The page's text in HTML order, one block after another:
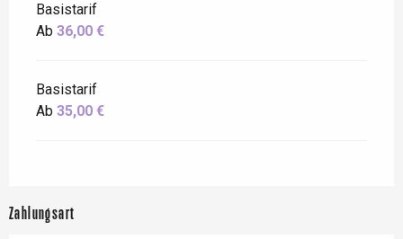
Basistarif
Ab 36,00 €
Basistarif
Ab 35,00 €
Zahlungsart